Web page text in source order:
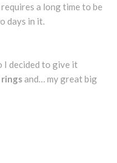
a long time to be
days in it.
I decided to give it
and… my great big